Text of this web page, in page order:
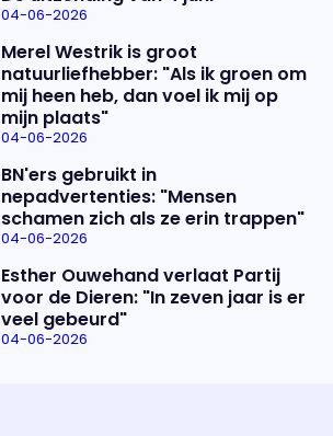
04-06-2026
Merel Westrik is groot
natuurliefhebber: "Als ik groen om
mij heen heb, dan voel ik mij op
mijn plaats"
04-06-2026
BN'ers gebruikt in
nepadvertenties: "Mensen
schamen zich als ze erin trappen"
04-06-2026
Esther Ouwehand verlaat Partij
voor de Dieren: "In zeven jaar is er
veel gebeurd"
04-06-2026